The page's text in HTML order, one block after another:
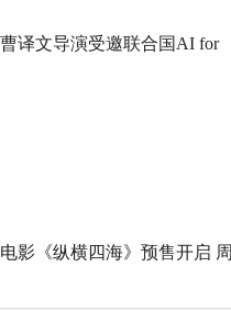
曹译文导演受邀联合国AI for
电影《纵横四海》预售开启 周